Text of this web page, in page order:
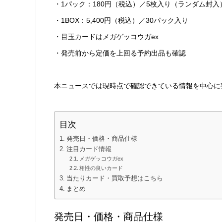
・1パック：180円（税込）／5枚入り（ランダム封入）
・1BOX：5,400円（税込）／30パック入り
・目玉カードはメガゲッコウガex
・発売前から定価を上回る予約出品も確認
本ニュースでは現時点で確認できている情報を中心に
目次
発売日・価格・商品仕様
注目カード情報
メガゲッコウガex
相性の良いカード
当たりカード・買取予想はこちら
まとめ
発売日・価格・商品仕様